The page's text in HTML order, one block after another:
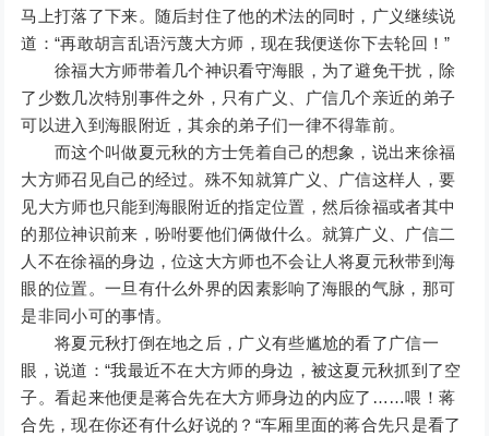
马上打落了下来。随后封住了他的术法的同时，广义继续说
道：“再敢胡言乱语污蔑大方师，现在我便送你下去轮回！”
徐福大方师带着几个神识看守海眼，为了避免干扰，除
了少数几次特別事件之外，只有广义、广信几个亲近的弟子
可以进入到海眼附近，其余的弟子们一律不得靠前。
而这个叫做夏元秋的方士凭着自己的想象，说出来徐福
大方师召见自己的经过。殊不知就算广义、广信这样人，要
见大方师也只能到海眼附近的指定位置，然后徐福或者其中
的那位神识前来，吩咐要他们俩做什么。就算广义、广信二
人不在徐福的身边，位这大方师也不会让人将夏元秋带到海
眼的位置。一旦有什么外界的因素影响了海眼的气脉，那可
是非同小可的事情。
将夏元秋打倒在地之后，广义有些尴尬的看了广信一
眼，说道：“我最近不在大方师的身边，被这夏元秋抓到了空
子。看起来他便是蒋合先在大方师身边的内应了……喂！蒋
合先，现在你还有什么好说的？“车厢里面的蒋合先只是看了